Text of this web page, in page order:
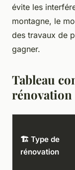
évite les
montagne, le
des travaux de
gagner.
Tableau
rénovation
🏗️ Type de
rénovation